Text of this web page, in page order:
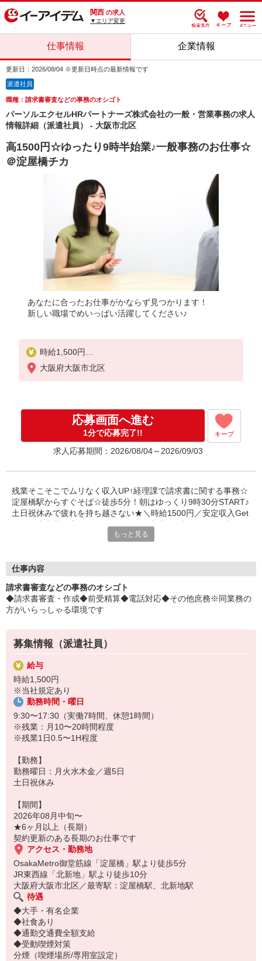
関西 の求人
▼エリア変更
仕事情報 企業情報
更新日：2026/08/04 ※更新日時点の最新情報です
派遣社員
職種：請求書審査などの事務のオシゴト
パーソルエクセルHRパートナーズ株式会社の一般・営業事務の求人
情報詳細（派遣社員） - 大阪市北区
高1500円☆ゆったり9時半始業♪一般事務のお仕事☆
＠淀屋橋チカ
あなたに合ったお仕事がかならず見つかります！
新しい職場でめいっぱい活躍してください♪
時給1,500円
※当社規定あり
大阪府大阪市北区
応募画面へ進む
1分で応募完了!! キープ
求人応募期間：2026/08/04～2026/09/03
残業そこそこでムリなく収入UP↑経理課で請求書に関する事務☆
淀屋橋駅からすぐそば☆徒歩5分！朝はゆっくり9時30分START♪
土日祝休みで疲れを持ち越さない★＼時給1500円／安定収入Get
「応募するか悩む…」
そんな方も安心してご応募ください。
しっかりお話を聞いて頂いてから
選考に進むかどうか考えていただけます◎
私達がご希望に合ったお仕事をご紹介します。
・結婚を機に働き方を変えたい
・出産後も働ける仕事に就きたい
・資格を活かして働きたい
・資格はないけど働ける仕事を見つけたい
もっと見る
仕事内容
請求書審査などの事務のオシゴト
◆請求書審査・作成◆前受精算◆電話対応◆その他庶務※同業務の
方がいらっしゃる環境です
募集情報（派遣社員）
給与
時給1,500円
※当社規定あり
勤務時間・曜日
9:30〜17:30（実働7時間、休憩1時間）
※残業：月10〜20時間程度
※残業1日0.5〜1H程度
【勤務】
勤務曜日：月火水木金／週5日
土日祝休み
【期間】
2026年08月中旬〜
★6ヶ月以上（長期）
契約更新のある長期のお仕事です
アクセス・勤務地
OsakaMetro御堂筋線「淀屋橋」駅より徒歩5分
JR東西線「北新地」駅より徒歩10分
大阪府大阪市北区／最寄駅：淀屋橋駅、北新地駅
待遇
◆大手・有名企業
◆社食あり
◆通勤交通費全額支給
◆受動喫煙対策
分煙（喫煙場所/専用室設定）